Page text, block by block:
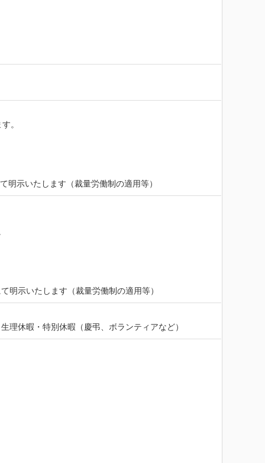
。
示いたします（裁量労働制の適用等）
明示いたします（裁量労働制の適用等）
理休暇・特別休暇（慶弔、ボランティアなど）